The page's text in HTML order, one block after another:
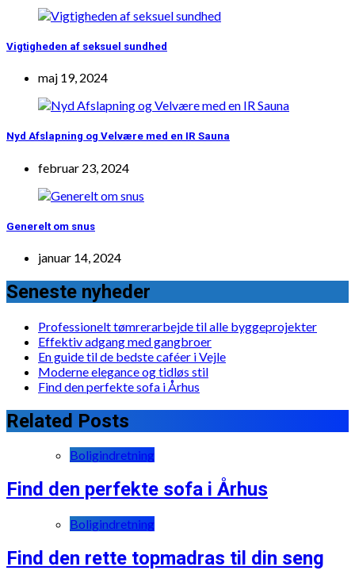
Vigtigheden af seksuel sundhed
maj 19, 2024
Nyd Afslapning og Velvære med en IR Sauna
februar 23, 2024
Generelt om snus
januar 14, 2024
Seneste nyheder
Professionelt tømrerarbejde til alle byggeprojekter
Effektiv adgang med gangbroer
En guide til de bedste caféer i Vejle
Moderne elegance og tidløs stil
Find den perfekte sofa i Århus
Related Posts
Boligindretning
Find den perfekte sofa i Århus
Boligindretning
Find den rette topmadras til din seng